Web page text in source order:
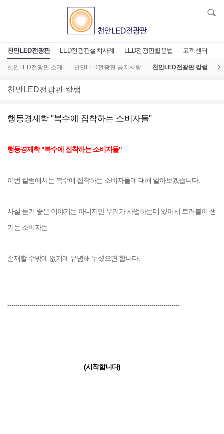
천안LED전광판 LED전광판설치사례 LED전광판활용법 고객센터
천안LED전광판 소개 천안LED전광판 공지사항 천안LED전광판 칼럼
천안LED전광판 칼럼
행동경제학 "복수에 집착하는 소비자들"
행동경제학 "복수에 집착하는 소비자들"
이번 칼럼에서는 복수에 집착하는 소비자들에 대해 알아보겠습니다.
사실 듣기 좋은 이야기는 아니지만 우리가 사업하는데 있어서 트러블이 생
기는 소비자는
존재할 수밖에 없기에 유념해 두셨으면 합니다.
--------------------------------------------------------------------------------------
(시작합니다)